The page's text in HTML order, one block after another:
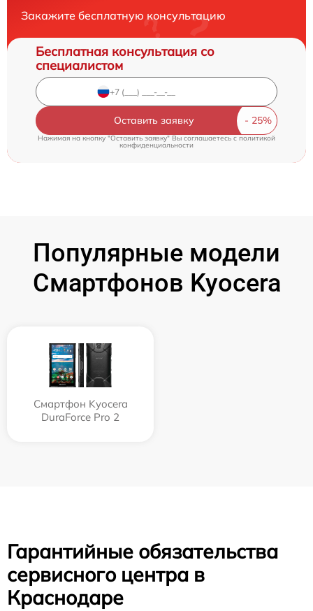
Закажите бесплатную консультацию
Бесплатная консультация со
специалистом
Оставить заявку
Нажимая на кнопку "Оставить заявку" Вы соглашаетесь c политикой
конфиденциальности
Популярные модели
Смартфонов Kyocera
Смартфон Kyocera
DuraForce Pro 2
Гарантийные обязательства
сервисного центра в
Краснодаре